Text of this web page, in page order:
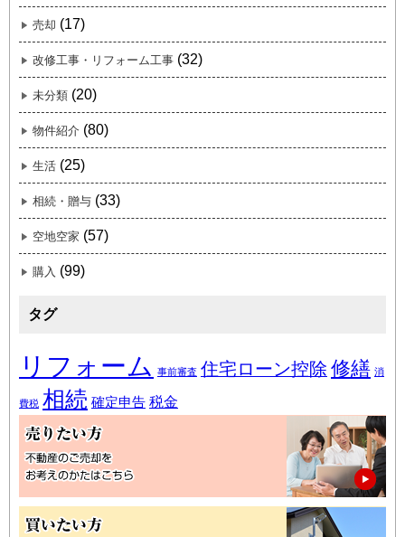
売却 (17)
改修工事・リフォーム工事 (32)
未分類 (20)
物件紹介 (80)
生活 (25)
相続・贈与 (33)
空地空家 (57)
購入 (99)
タグ
リフォーム 事前審査 住宅ローン控除 修繕 消
費税 相続 確定申告 税金